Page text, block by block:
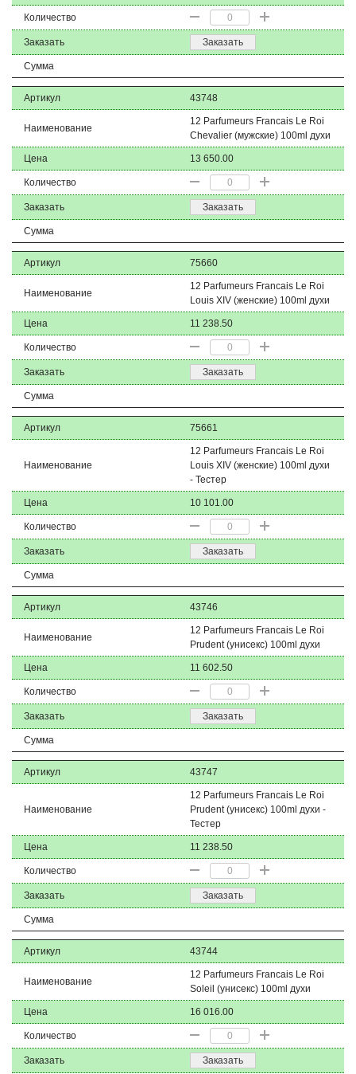
Количество
Заказать Заказать
Сумма
Артикул 43748
Наименование
12 Parfumeurs Francais Le Roi
Chevalier (мужские) 100ml духи
Цена 13 650.00
Количество
Заказать Заказать
Сумма
Артикул 75660
Наименование
12 Parfumeurs Francais Le Roi
Louis XIV (женские) 100ml духи
Цена 11 238.50
Количество
Заказать Заказать
Сумма
Артикул 75661
Наименование
12 Parfumeurs Francais Le Roi
Louis XIV (женские) 100ml духи
- Тестер
Цена 10 101.00
Количество
Заказать Заказать
Сумма
Артикул 43746
Наименование
12 Parfumeurs Francais Le Roi
Prudent (унисекс) 100ml духи
Цена 11 602.50
Количество
Заказать Заказать
Сумма
Артикул 43747
Наименование
12 Parfumeurs Francais Le Roi
Prudent (унисекс) 100ml духи -
Тестер
Цена 11 238.50
Количество
Заказать Заказать
Сумма
Артикул 43744
Наименование
12 Parfumeurs Francais Le Roi
Soleil (унисекс) 100ml духи
Цена 16 016.00
Количество
Заказать Заказать